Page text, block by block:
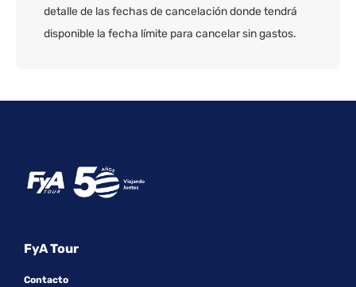
detalle de las fechas de cancelación donde tendrá
disponible la fecha límite para cancelar sin gastos.
FyA Tour
Contacto